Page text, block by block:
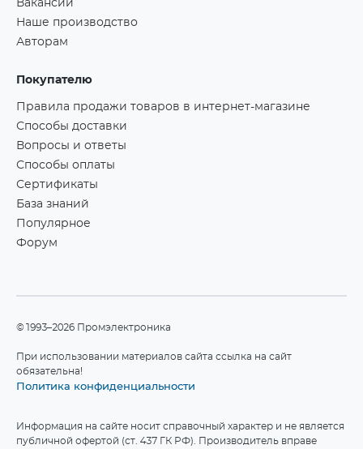
Вакансии
Наше производство
Авторам
Покупателю
Правила продажи товаров в интернет-магазине
Способы доставки
Вопросы и ответы
Способы оплаты
Сертификаты
База знаний
Популярное
Форум
©1993–2026 Промэлектроника
При использовании материалов сайта ссылка на сайт
обязательна!
Политика конфиденциальности
Информация на сайте носит справочный характер и не является
публичной офертой (ст. 437 ГК РФ). Производитель вправе